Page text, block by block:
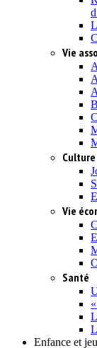
Vie
Culture
Vie
Santé
Enfance et